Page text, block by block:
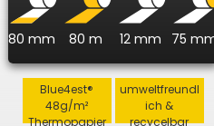
80 mm 80 m 12 mm 75
Blue4est®
48g/m²
Thermopapier
umweltfreundl
ich &
recycelbar